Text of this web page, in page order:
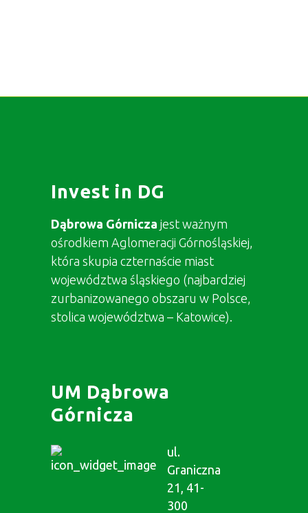
Invest in DG
Dąbrowa Górnicza jest ważnym
ośrodkiem Aglomeracji Górnośląskiej,
która skupia czternaście miast
województwa śląskiego (najbardziej
zurbanizowanego obszaru w Polsce,
stolica województwa – Katowice).
UM Dąbrowa
Górnicza
ul.
Graniczna
21, 41-
300